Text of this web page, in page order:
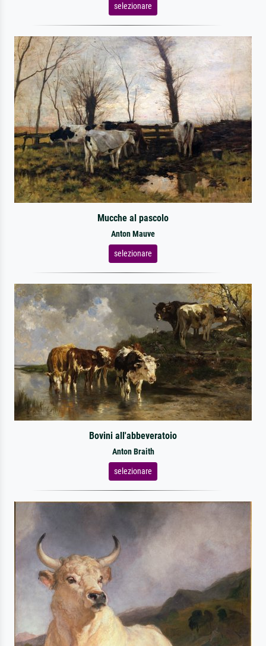
selezionare
Mucche al pascolo
Anton Mauve
selezionare
Bovini all'abbeveratoio
Anton Braith
selezionare